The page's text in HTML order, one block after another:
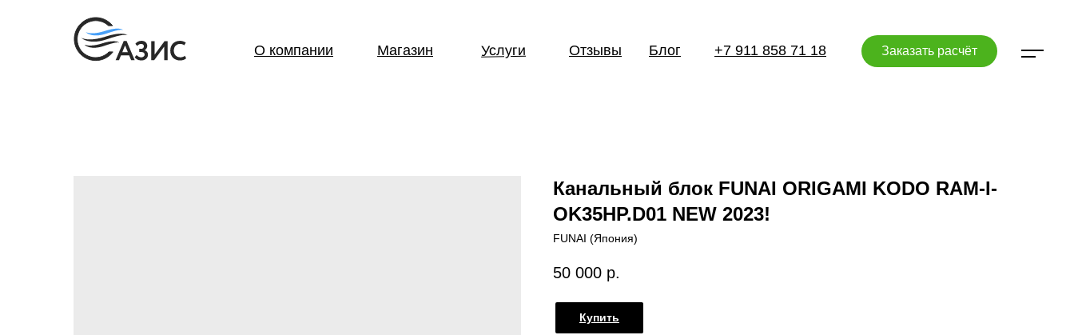
Услуги
О компании +7 911 858 71 18 Заказать расчёт
Отзывы
Магазин Блог
Канальный блок FUNAI ORIGAMI KODO RAM-I-
OK35HP.D01 NEW 2023!
FUNAI (Япония)
50 000 р.
Купить